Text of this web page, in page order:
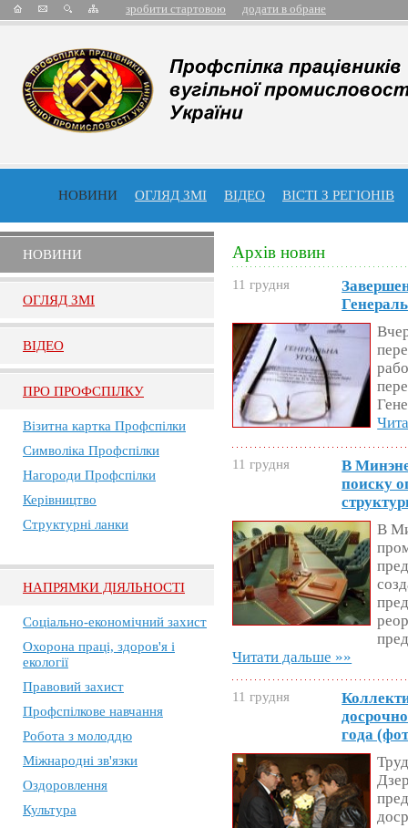
зробити стартовою додати в обране
НОВИНИ ОГЛЯД ЗМІ ВІДЕО ВІСТІ З РЕГІОНІВ
НОВИНИ
ОГЛЯД ЗМI
ВIДЕО
ПРО ПРОФСПIЛКУ
Візитна картка Профспілки
Символіка Профспілки
Нагороди Профспілки
Керівництво
Структурні ланки
НАПРЯМКИ ДІЯЛЬНОСТІ
Соціально-економічний захист
Охорона праці, здоров'я і
екології
Правовий захист
Профспілкове навчання
Робота з молоддю
Міжнародні зв'язки
Оздоровлення
Культура
Архів новин
11 грудня
11 грудня
В
поиску
В
Читати дальше »»
11 грудня
года